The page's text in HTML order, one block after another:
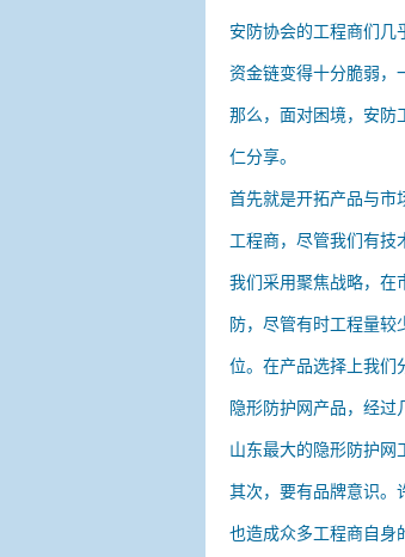
安防协会的工程商们几
资金链变得十分脆弱，
那么，面对困境，安防
仁分享。
首先就是开拓产品与市
工程商，尽管我们有技
我们采用聚焦战略，在
防，尽管有时工程量较
位。在产品选择上我们
隐形防护网产品，经过
山东最大的隐形防护网
其次，要有品牌意识。
也造成众多工程商自身